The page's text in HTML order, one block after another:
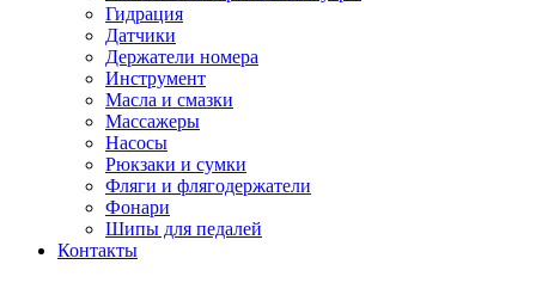
Гидрация
Датчики
Держатели номера
Инструмент
Масла и смазки
Массажеры
Насосы
Рюкзаки и сумки
Фляги и флягодержатели
Фонари
Шипы для педалей
Контакты